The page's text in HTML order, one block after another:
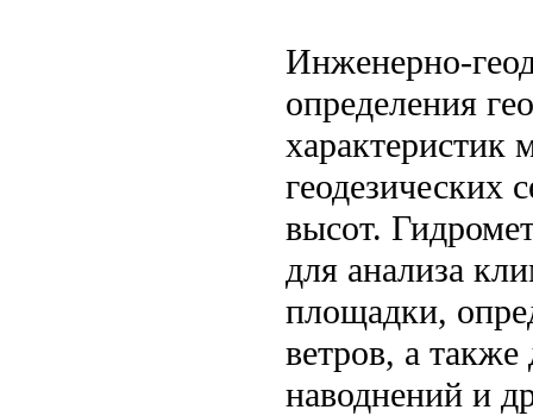
Инженерно-
определения
характеристик
геодезических
высот.
для анализа
площадки,
ветров, а
наводнений и